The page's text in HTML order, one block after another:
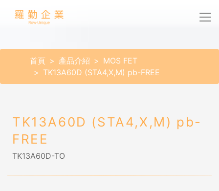
首頁 產品介紹
MOS FET
TK13A60D (STA4,X,M) pb-FREE
TK13A60D (STA4,X,M) pb-
FREE
TK13A60D-TO